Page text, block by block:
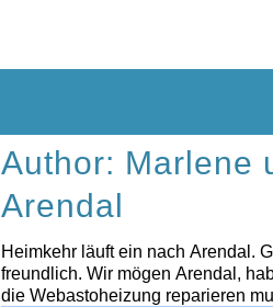
Author: Marlene
Arendal
Heimkehr läuft ein nach Arendal.
freundlich. Wir mögen Arendal,
die Webastoheizung reparieren